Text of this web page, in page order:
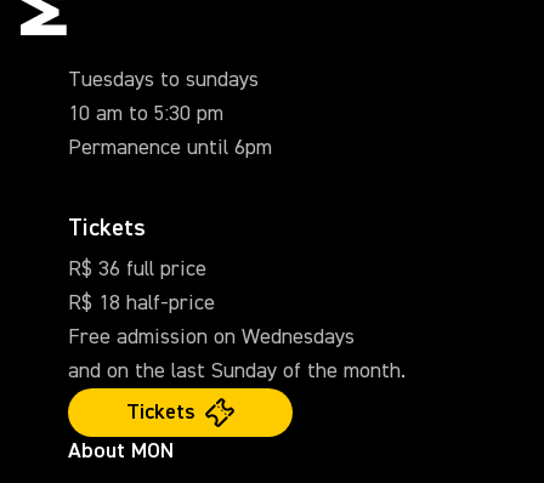
Tuesdays to sundays
10 am to 5:30 pm
Permanence until 6pm
Tickets
R$ 36 full price
R$ 18 half-price
Free admission on Wednesdays
and on the last Sunday of the month.
Tickets
About MON